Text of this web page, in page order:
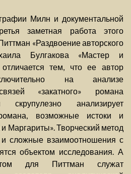
Милн и документальной
заметная работа этого
«Раздвоение авторского
Булгакова «Мастер и
тем, что ее автор
на анализе
«закатного» романа
скрупулезно анализирует
возможные истоки и
Маргариты». Творческий метод
и сложные взаимоотношения с
объектом исследования. А
для Питтман служат